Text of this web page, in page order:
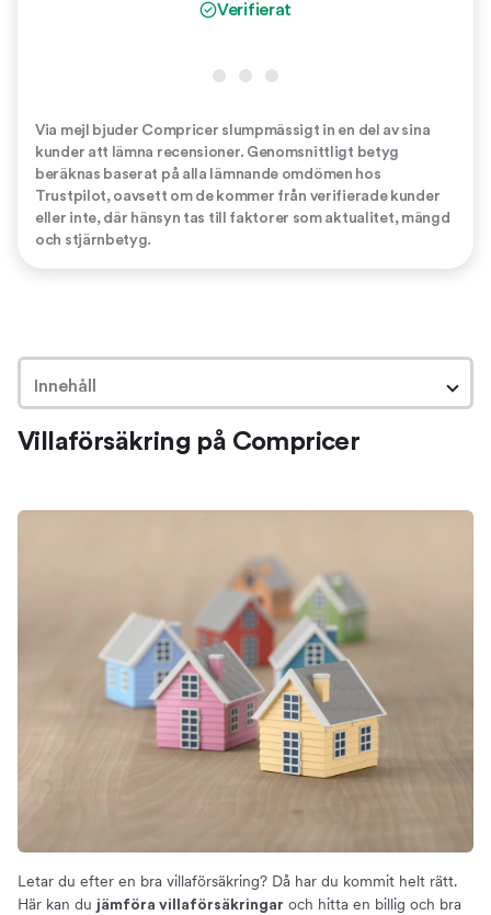
Verifierat
Via mejl bjuder Compricer slumpmässigt in en del av sina
kunder att lämna recensioner. Genomsnittligt betyg
beräknas baserat på alla lämnande omdömen hos
Trustpilot, oavsett om de kommer från verifierade kunder
eller inte, där hänsyn tas till faktorer som aktualitet, mängd
och stjärnbetyg.
Innehåll
Villaförsäkring på Compricer
Villaförsäkring – en trygghet om något händer
Så hjälper vi dig hitta en bra villaförsäkring
Jämför villaförsäkringar
Så kan vi hjälpa dig
Byta villaförsäkring
Så mycket kan du spara
Hitta billiga villaförsäkringar
Priset på villaförsäkringar
Villahemförsäkring
Villaförsäkring på Compricer
Letar du efter en bra villaförsäkring? Då har du kommit helt rätt.
Här kan du jämföra villaförsäkringar och hitta en billig och bra